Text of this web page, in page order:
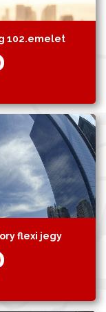
102.emelet
flexi jegy